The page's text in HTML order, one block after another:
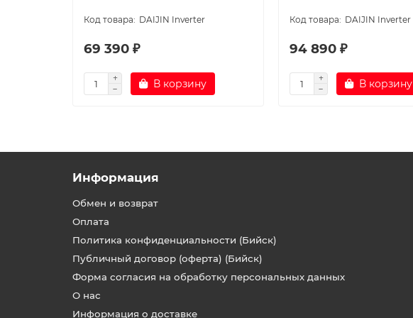
DAIJIN Inverter
69 390 ₽
В корзину
DAIJIN Inverter
94 890 ₽
В корзину
Информация
Обмен и возврат
Оплата
Политика конфиденциальности (Бийск)
Публичный договор (оферта) (Бийск)
Форма согласия на обработку персональных данных
О нас
Информация о доставке